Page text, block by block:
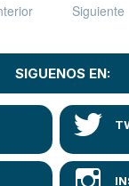
Siguiente
SIGUENOS EN: